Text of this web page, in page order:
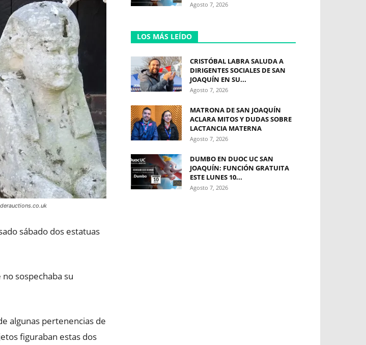
sábado dos estatuas
sospechaba su
algunas pertenencias de
figuraban estas dos
Agosto 7, 2026
LOS MÁS LEÍDO
CRISTÓBAL LABRA SALUDA A
DIRIGENTES SOCIALES DE SAN
JOAQUÍN EN SU...
Agosto 7, 2026
MATRONA DE SAN JOAQUÍN
ACLARA MITOS Y DUDAS SOBRE
LACTANCIA MATERNA
Agosto 7, 2026
DUMBO EN DUOC UC SAN
JOAQUÍN: FUNCIÓN GRATUITA
ESTE LUNES 10...
Agosto 7, 2026